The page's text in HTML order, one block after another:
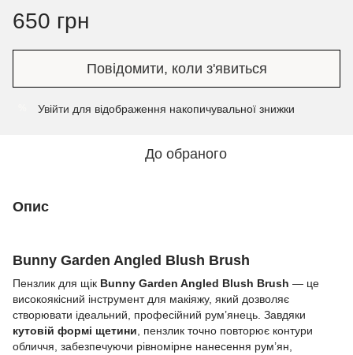
650 грн
Повідомити, коли з'явиться
Увійти для відображення накопичувальної знижки
До обраного
Опис
Bunny Garden Angled Blush Brush
Пензлик для щік Bunny Garden Angled Blush Brush — це
високоякісний інструмент для макіяжу, який дозволяє
створювати ідеальний, професійний рум’янець. Завдяки
кутовій формі щетини , пензлик точно повторює контури
обличчя, забезпечуючи рівномірне нанесення рум’ян,